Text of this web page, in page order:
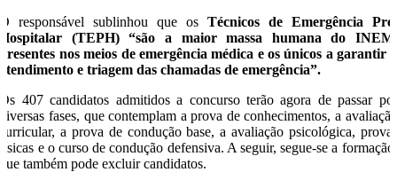
O responsável sublinhou que os Técnicos de Emergência Pré-
Hospitalar (TEPH) “são a maior massa humana do INEM,
presentes nos meios de emergência médica e os únicos a garantir o
atendimento e triagem das chamadas de emergência”.
Os 407 candidatos admitidos a concurso terão agora de passar por
diversas fases, que contemplam a prova de conhecimentos, a avaliação
curricular, a prova de condução base, a avaliação psicológica, provas
físicas e o curso de condução defensiva. A seguir, segue-se a formação,
que também pode excluir candidatos.